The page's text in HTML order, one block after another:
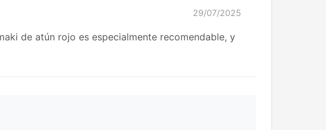
29/07/2025
de atún rojo es especialmente recomendable, y